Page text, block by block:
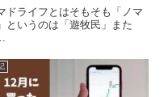
ドライフとはそもそも「ノマ
というのは「遊牧民」また